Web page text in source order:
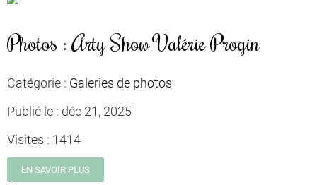
Photos : Arty Show Valérie Progin
Catégorie : Galeries de photos
Publié le : déc 21, 2025
Visites : 1414
EN SAVOIR PLUS